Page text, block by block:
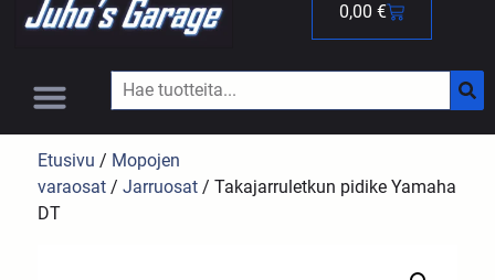
0,00 €
Etusivu / Mopojen
varaosat /Jarruosat / Takajarruletkun pidike Yamaha
DT